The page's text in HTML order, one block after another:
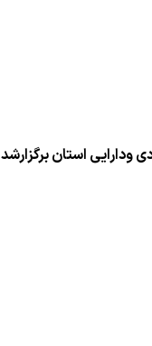
ودارایی استان برگزارشد